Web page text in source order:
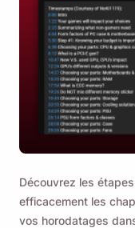
Découvrez les
efficacement les
vos horodatages